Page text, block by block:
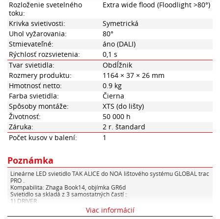
Rozloženie svetelného
toku:
Extra wide flood (Floodlight >80°)
Krivka svietivosti:
Symetrická
Uhol vyžarovania:
80°
Stmievateľné:
áno (DALI)
Rýchlosť rozsvietenia:
0,1 s
Tvar svietidla:
Obdĺžnik
Rozmery produktu:
1164 × 37 × 26 mm
Hmotnosť netto:
0.9 kg
Farba svietidla:
Čierna
Spôsoby montáže:
XTS (do lišty)
Životnosť:
50 000 h
Záruka:
2 r. štandard
Počet kusov v balení:
1
Poznámka
Lineárne LED svietidlo TAK ALICE do NOA lištového systému GLOBAL trac
PRO .
Kompabilita: Zhaga Book14, objímka GR6d
Svietidlo sa skladá z 3 samostatných častí :
1) DRIVER
• dĺžky L60 564mm / L90 864mm / L120 1.164mm / L150 1.464mm
Viac informácií